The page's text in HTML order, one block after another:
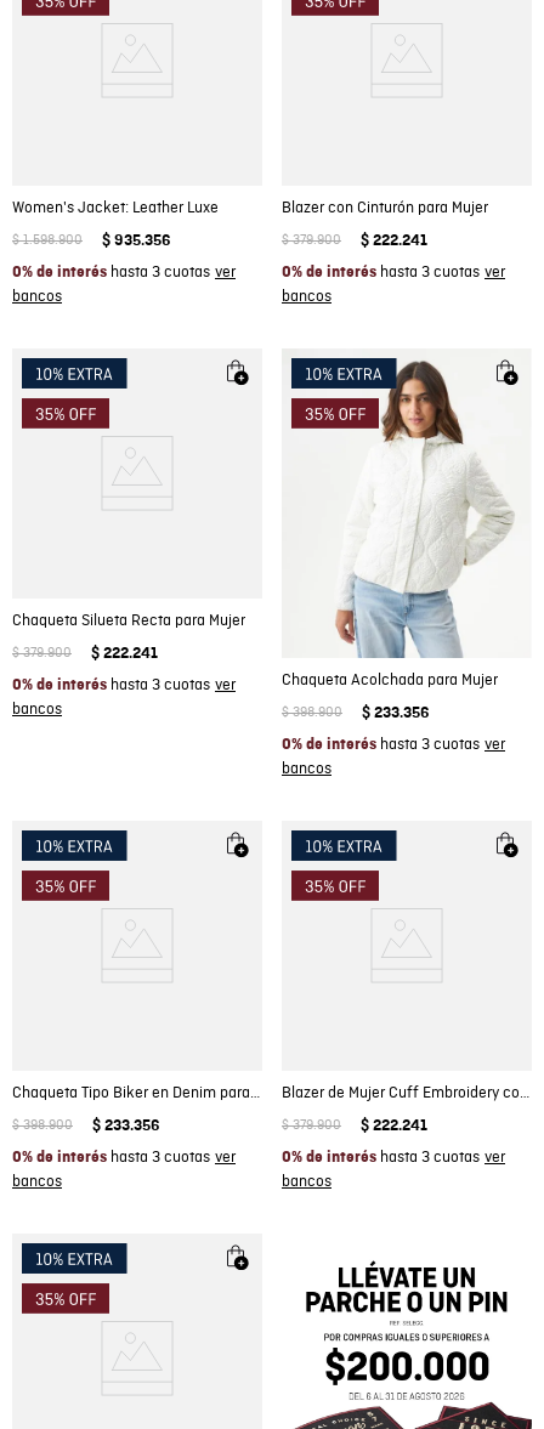
Women's Jacket: Leather Luxe
$ 1.598.900 $ 935.356
0% de interés hasta 3 cuotas
Blazer con Cinturón para Mujer
$ 379.900 $ 222.241
0% de interés hasta 3 cuotas
Chaqueta Silueta Recta para Mujer
$ 379.900 $ 222.241
0% de interés hasta 3 cuotas Chaqueta Acolchada para Mujer
$ 398.900 $ 233.356
0% de interés hasta 3 cuotas
Chaqueta Tipo Biker en Denim para Mujer
$ 398.900 $ 233.356
0% de interés hasta 3 cuotas
Blazer de Mujer Cuff Embroidery con Bordado Flores en Mangas en Mezcla de Lino
$ 379.900 $ 222.241
0% de interés hasta 3 cuotas